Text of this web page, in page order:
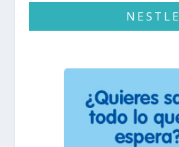
NESTLE